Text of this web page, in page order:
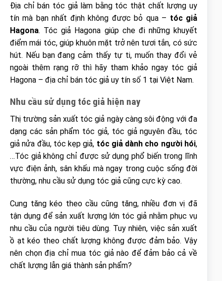
Địa chỉ bán tóc giả làm bằng tóc thật chất lượng uy
tín mà bạn nhất định không được bỏ qua – tóc giả
Hagona. Tóc giả Hagona giúp che đi những khuyết
điểm mái tóc, giúp khuôn mặt trở nên tươi tắn, có sức
hút. Nếu bạn đang cảm thấy tự ti, muốn thay đổi vẻ
ngoài thêm rạng rỡ thì hãy tham khảo ngay tóc giả
Hagona – địa chỉ bán tóc giả uy tín số 1 tại Việt Nam.
Nhu cầu sử dụng tóc giả hiện nay
Thị trường sản xuất tóc giả ngày càng sôi động với đa
dạng các sản phẩm tóc giả, tóc giả nguyên đầu, tóc
giả nửa đầu, tóc kẹp giả, tóc giả dành cho người hói,
…Tóc giả không chỉ được sử dụng phổ biến trong lĩnh
vực điện ảnh, sân khấu mà ngay trong cuộc sống đời
thường, nhu cầu sử dụng tóc giả cũng cực kỳ cao.
Cung tăng kéo theo cầu cũng tăng, nhiều đơn vị đã
tận dụng để sản xuất lượng lớn tóc giả nhằm phục vụ
nhu cầu của người tiêu dùng. Tuy nhiên, việc sản xuất
ồ ạt kéo theo chất lượng không được đảm bảo. Vậy
nên chọn địa chỉ mua tóc giả nào để đảm bảo cả về
chất lượng lẫn giá thành sản phẩm?